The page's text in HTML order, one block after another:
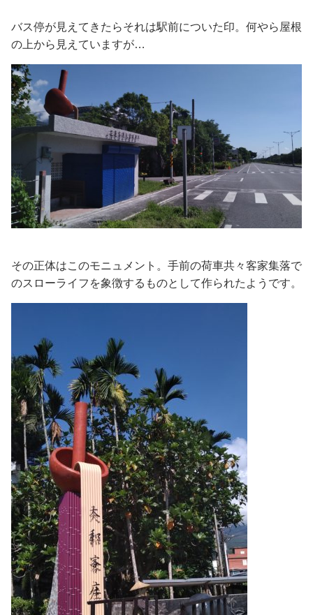
バス停が見えてきたらそれは駅前についた印。何やら屋根
の上から見えていますが…
その正体はこのモニュメント。手前の荷車共々客家集落で
のスローライフを象徴するものとして作られたようです。